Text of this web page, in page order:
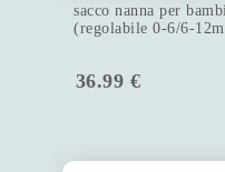
sacco nanna per
(regolabile 0-6/6-
36.99 €